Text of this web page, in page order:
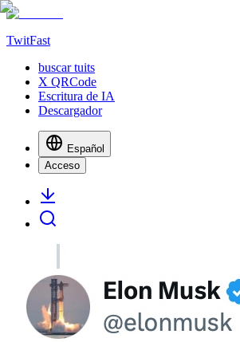
TwitFast
buscar tuits
X QRCode
Escritura de IA
Descargador
Español
Acceso